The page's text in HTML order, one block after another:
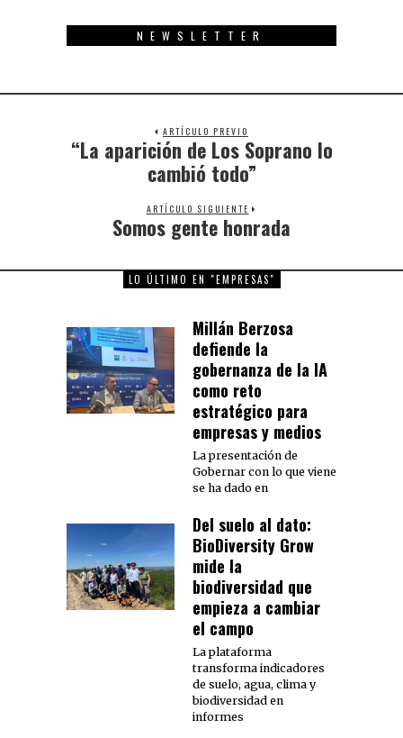
NEWSLETTER
ARTÍCULO PREVIO
Previous
post:
“La aparición de Los Soprano lo
cambió todo”
ARTÍCULO SIGUIENTE
Next
Somos gente honrada
LO ÚLTIMO EN "EMPRESAS"
Millán Berzosa
defiende la
gobernanza de la IA
como reto
estratégico para
empresas y medios
La presentación de
Gobernar con lo que viene
se ha dado en
Del suelo al dato:
BioDiversity Grow
mide la
biodiversidad que
empieza a cambiar
el campo
La plataforma
transforma indicadores
de suelo, agua, clima y
biodiversidad en
informes